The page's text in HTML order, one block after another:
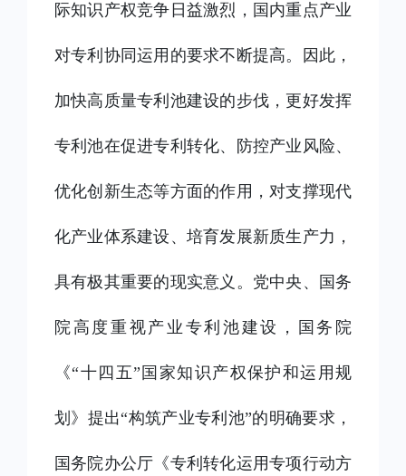
际知识产权竞争日益激烈，国内重点产业
对专利协同运用的要求不断提高。因此，
加快高质量专利池建设的步伐，更好发挥
专利池在促进专利转化、防控产业风险、
优化创新生态等方面的作用，对支撑现代
化产业体系建设、培育发展新质生产力，
具有极其重要的现实意义。党中央、国务
院高度重视产业专利池建设，国务院
《“十四五”国家知识产权保护和运用规
划》提出“构筑产业专利池”的明确要求，
国务院办公厅《专利转化运用专项行动方